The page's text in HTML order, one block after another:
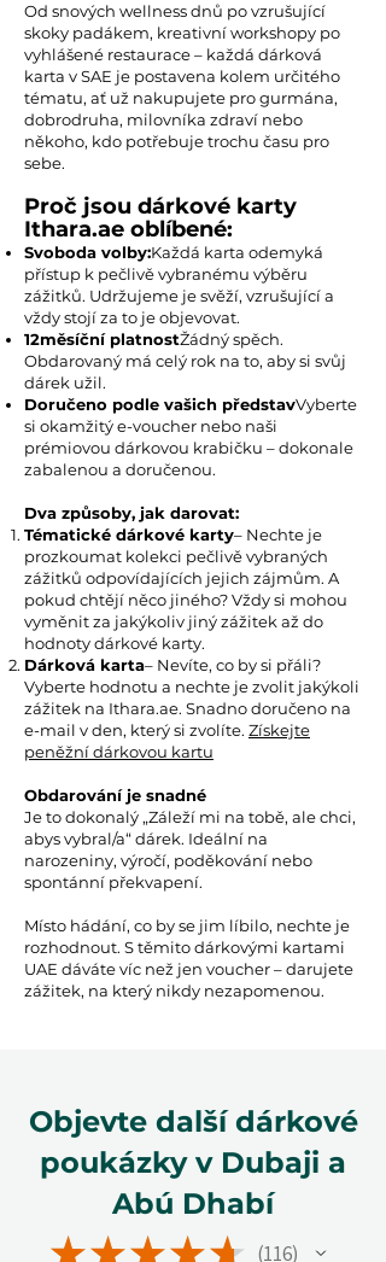
Od snových wellness dnů po vzrušující
skoky padákem, kreativní workshopy po
vyhlášené restaurace – každá dárková
karta v SAE je postavena kolem určitého
tématu, ať už nakupujete pro gurmána,
dobrodruha, milovníka zdraví nebo
někoho, kdo potřebuje trochu času pro
sebe.
Proč jsou dárkové karty
Ithara.ae oblíbené:
Svoboda volby:Každá karta odemyká
přístup k pečlivě vybranému výběru
zážitků. Udržujeme je svěží, vzrušující a
vždy stojí za to je objevovat.
12měsíční platnostŽádný spěch.
Obdarovaný má celý rok na to, aby si svůj
dárek užil.
Doručeno podle vašich představVyberte
si okamžitý e-voucher nebo naši
prémiovou dárkovou krabičku – dokonale
zabalenou a doručenou.
Dva způsoby, jak darovat:
Tématické dárkové karty– Nechte je
prozkoumat kolekci pečlivě vybraných
zážitků odpovídajících jejich zájmům. A
pokud chtějí něco jiného? Vždy si mohou
vyměnit za jakýkoliv jiný zážitek až do
hodnoty dárkové karty.
Dárková karta– Nevíte, co by si přáli?
Vyberte hodnotu a nechte je zvolit jakýkoli
zážitek na Ithara.ae. Snadno doručeno na
e-mail v den, který si zvolíte. Získejte
peněžní dárkovou kartu
Obdarování je snadné
Je to dokonalý „Záleží mi na tobě, ale chci,
abys vybral/a“ dárek. Ideální na
narozeniny, výročí, poděkování nebo
spontánní překvapení.
Místo hádání, co by se jim líbilo, nechte je
rozhodnout. S těmito dárkovými kartami
UAE dáváte víc než jen voucher – darujete
zážitek, na který nikdy nezapomenou.
Objevte další dárkové
poukázky v Dubaji a
Abú Dhabí
★★★★★ 116